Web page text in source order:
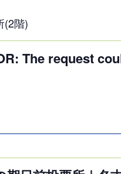
(2階)
The request